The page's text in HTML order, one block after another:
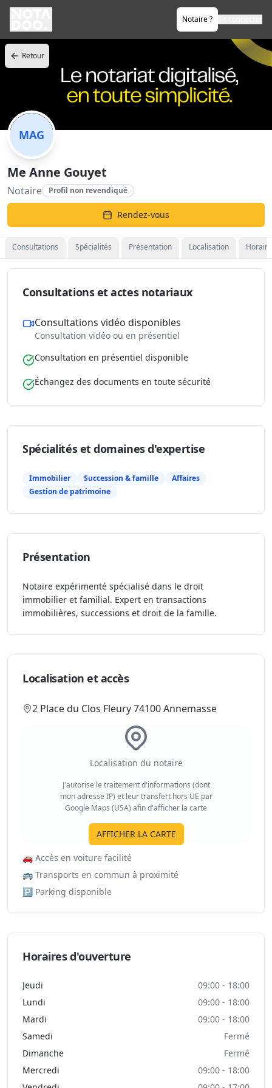
Notaire ?
Retour
MAG
Me Anne Gouyet
Notaire Profil non revendiqué
Rendez-vous
Consultations Spécialités Présentation Localisation
Consultations et actes notariaux
Consultations vidéo disponibles
Consultation vidéo ou en présentiel
Consultation en présentiel disponible
Échangez des documents en toute sécurité
Spécialités et domaines d'expertise
Immobilier Succession & famille
Affaires
Gestion de patrimoine
Présentation
Notaire expérimenté spécialisé dans le droit
immobilier et familial. Expert en transactions
immobilières, successions et droit de la famille.
Localisation et accès
2 Place du Clos Fleury 74100 Annemasse
Localisation du notaire
J'autorise le traitement d'informations (dont
mon adresse IP) et leur transfert hors UE par
Google Maps (USA) afin d'afficher la carte
AFFICHER LA CARTE
🚗 Accès en voiture facilité
🚌 Transports en commun à proximité
🅿️ Parking disponible
Horaires d'ouverture
Jeudi
09:00 - 18:00
Lundi
09:00 - 18:00
Mardi
09:00 - 18:00
Samedi
Fermé
Dimanche
Fermé
Mercredi
09:00 - 18:00